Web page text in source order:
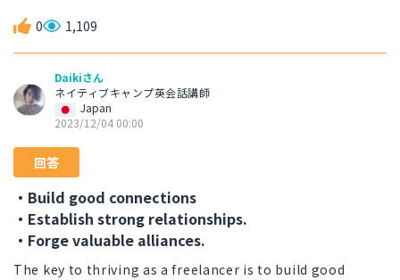
0 1,109
Daikiさん
ネイティブキャンプ英会話講師
Japan
2023/12/04 00:00
回答
・Build good connections
・Establish strong relationships.
・Forge valuable alliances.
The key to thriving as a freelancer is to build good